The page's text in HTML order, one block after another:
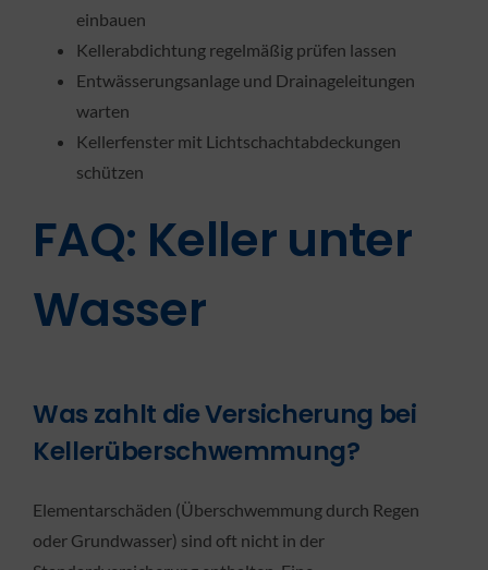
einbauen
Kellerabdichtung regelmäßig prüfen lassen
Entwässerungsanlage und Drainageleitungen
warten
Kellerfenster mit Lichtschachtabdeckungen
schützen
FAQ: Keller unter
Wasser
Was zahlt die Versicherung bei
Kellerüberschwemmung?
Elementarschäden (Überschwemmung durch Regen
oder Grundwasser) sind oft nicht in der